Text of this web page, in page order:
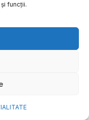
funcții.
care o